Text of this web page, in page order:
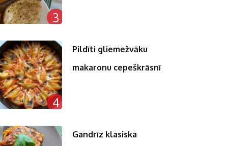
3
4
Pildīti gliemežvāku
makaronu cepeškrāsnī
Gandrīz klasiska